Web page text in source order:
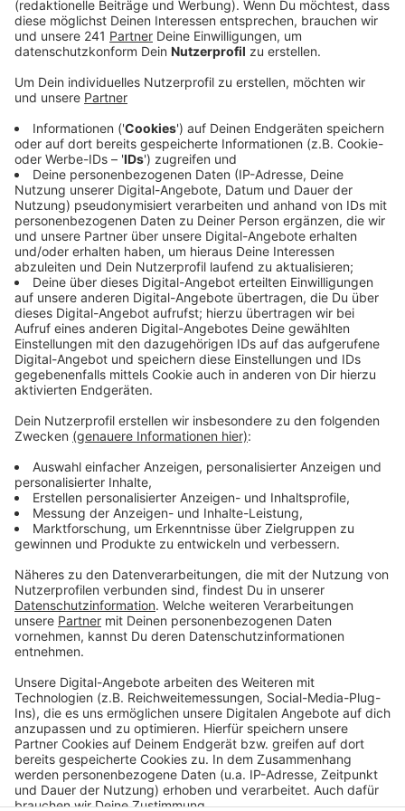
Anzeige
Veröffentlicht:Sonntag, 04.08.2019 20:21
Anzeige
Von hier aus hatte er den Rhein komplett überquert –
war auf der anderen Rheinseite wieder an Land und
dann über die Rheinbrücke zurück zum Ausgangspunkt
gegangen. Das Prozedere habe er dann mehrfach
widerholt. Bei der Polizei waren deswegen mehrere
Notrufe von Zeugen eingegangen.
Die Rettungskräfte waren gemeinsam mit der DLRG in
Booten und einem Hubschrauber ausgerückt. Letztlich
konnte der Mann am Abend aus dem Rhein gezogen
und in ein Krankenhaus gebracht werden. Warum er
ständig durch den Rhein geschwommen war ist noch
unklar.
Polizei und DLRG betonen noch einmal: Schwimmen im
Wasser oder auch die starke Strömung – das alles
macht den Rhein zum Schwimmen ungeeignet. Laut
DLRG können auch die Schiffe auf dem Rhein für
Badende gefährlich werden. Denn sie erzeugen
Anzeige
Anzeige